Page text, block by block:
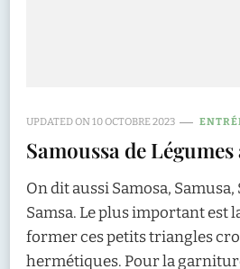
UPDATED ON10 OCTOBRE 2023
Samoussa de
On dit aussi Samosa, Samusa,
Samsa. Le plus important est
former ces petits triangles
hermétiques. Pour la